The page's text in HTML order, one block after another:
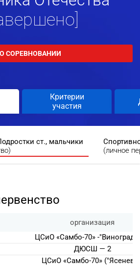
О СОРЕВНОВАНИИ
Критерии
участия
ст., мальчики
(личное
организация
ЦСиО «Самбо-70» -
ДЮСШ — 2
ЦСиО «Самбо-70»